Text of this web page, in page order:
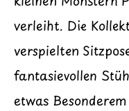
verleiht. Die
verspielten
fantasievollen
etwas